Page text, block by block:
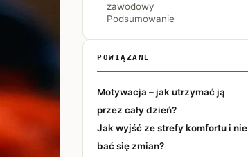
zawodowy
Podsumowanie
POWIĄZANE
Motywacja – jak utrzymać ją
przez cały dzień?
Jak wyjść ze strefy komfortu i nie
bać się zmian?